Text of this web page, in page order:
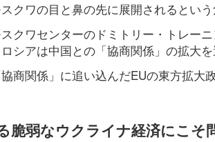
クワの目と鼻の先に展開されるとい
クワセンターのドミトリー・トレー
シアは中国との「協商関係」の拡大
商関係」に追い込んだEUの東方拡大
弱なウクライナ経済にこそ